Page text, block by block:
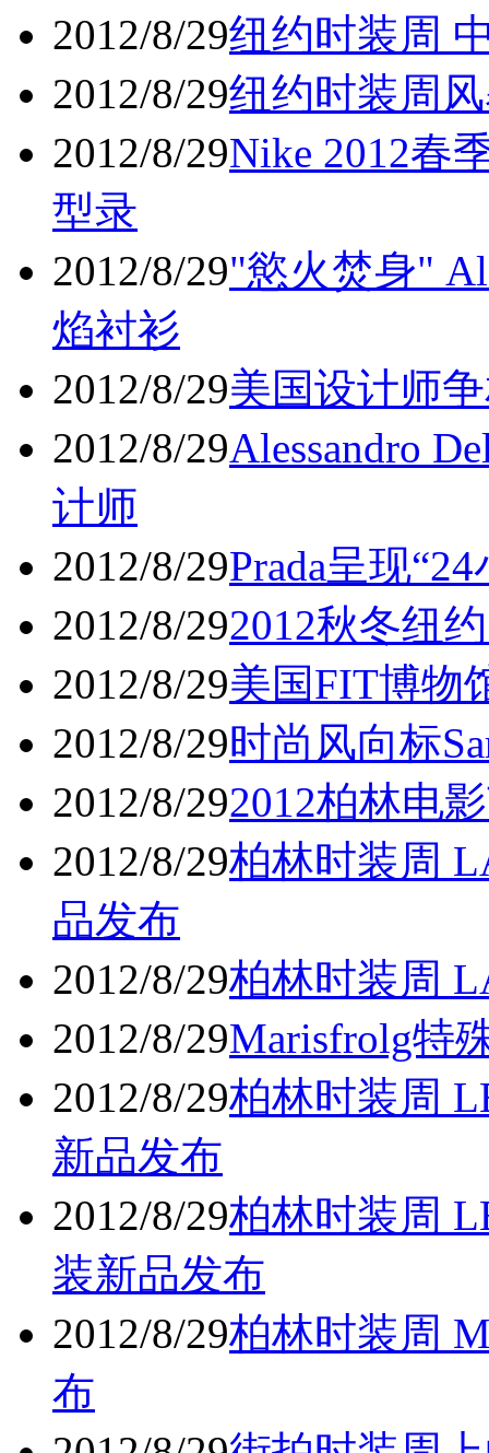
2012/8/29纽约时装周
2012/8/29纽约时装周
2012/8/29Nike 2012春
型录
2012/8/29"慾火焚身"
焰衬衫
2012/8/29美国设计师
2012/8/29Alessandro
计师
2012/8/29Prada呈现
2012/8/292012秋冬纽
2012/8/29美国FIT博物
2012/8/29时尚风向标
2012/8/292012柏林电
2012/8/29柏林时装周
品发布
2012/8/29柏林时装周
2012/8/29Marisfrolg特
2012/8/29柏林时装周
新品发布
2012/8/29柏林时装周
装新品发布
2012/8/29柏林时装周
布